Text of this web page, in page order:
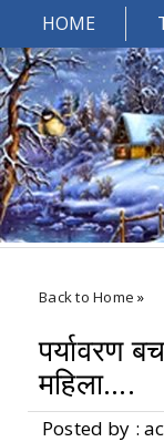
HOME
Welcomes You.....
Back to Home »
पर्यावरण
महिला....
Posted by :